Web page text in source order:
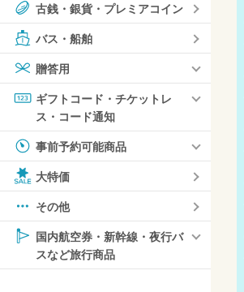
古銭・銀貨・プレミアコイン
バス・船舶
贈答用
ギフトコード・チケットレ
ス・コード通知
事前予約可能商品
大特価
その他
国内航空券・新幹線・夜行バ
スなど旅行商品